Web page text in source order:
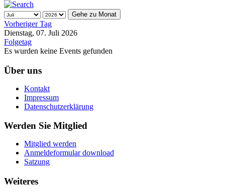
Gehe zu Monat
Vorheriger Tag
Dienstag, 07. Juli 2026
Folgetag
Es wurden keine Events gefunden
Über uns
Kontakt
Impressum
Datenschutzerklärung
Werden Sie Mitglied
Mitglied werden
Anmeldeformular download
Satzung
Weiteres